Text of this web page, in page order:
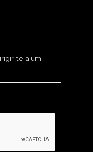
te a um